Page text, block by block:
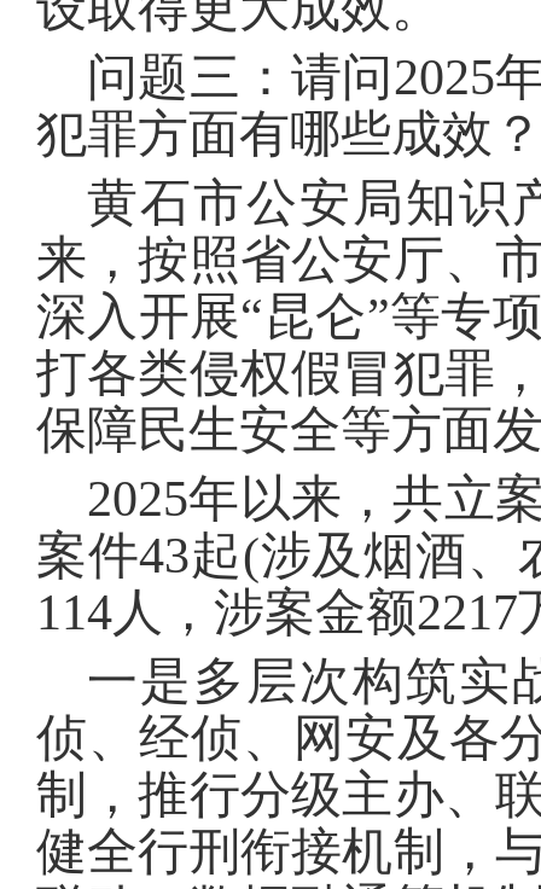
问题三：请问2025
犯罪方面有哪些成效
黄石市公安局知识
来，按照省公安厅、
深入开展“昆仑”等专
打各类侵权假冒犯罪
保障民生安全等方面
2025年以来，共立
案件43起(涉及烟酒
114人，涉案金额2217
一是多层次构筑实
侦、经侦、网安及各
制，推行分级主办、
健全行刑衔接机制，